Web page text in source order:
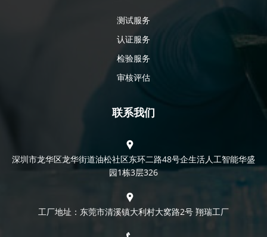
测试服务
认证服务
检验服务
审核评估
联系我们
深圳市龙华区龙华街道油松社区东环二路48号企生活人工智能华盛
园1栋3层326
工厂地址：东莞市清溪镇大利村大窝路2号 翔瑞工厂